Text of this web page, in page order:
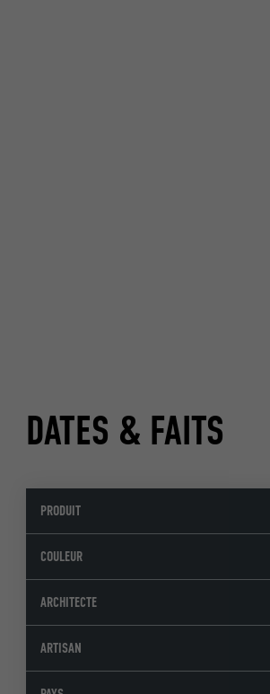
DATES & FAITS
PRODUIT
COULEUR
ARCHITECTE
ARTISAN